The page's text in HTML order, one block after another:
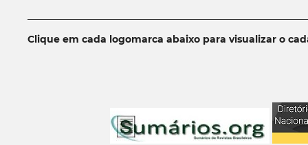
Clique em cada logomarca abaixo para visualizar o